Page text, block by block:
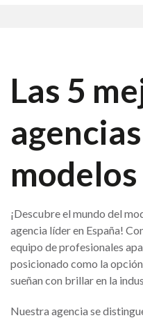
Las 5
modelos
¡Descubre el mundo del
agencia líder en España!
equipo de profesionales
posicionado como la
sueñan con brillar en la
Nuestra agencia se